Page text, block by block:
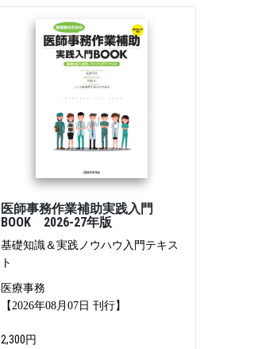
医師事務作業補助実践入門
BOOK 2026-27年版
基礎知識＆実践ノウハウ入門テキス
ト
医療事務
【2026年08月07日 刊行】
2,300円